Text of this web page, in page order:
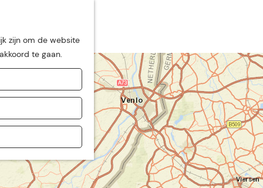
zijn om de website
te gaan.